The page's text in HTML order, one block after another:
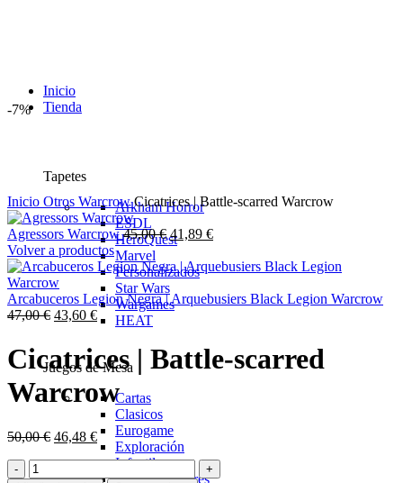
Inicio
Tienda
Tapetes
Arkham Horror
ESDL
HeroQuest
Marvel
Personalizados
Star Wars
Wargames
HEAT
Juegos de Mesa
Cartas
Clasicos
Eurogame
Exploración
Infantil
Para 2 jugadores
-7%
Inicio Otros WarcrowCicatrices | Battle-scarred Warcrow
Agressors Warcrow45,00€ El
precio
original
era:
45,00 €.
41,89 €El
actual
41,89 €.
Volver a productos
Arcabuceros Legion Negra | Arquebusiers Black Legion Warcrow
47,00€ El
original
era:
47,00 €.
43,60 €El
precio
es:
43,60 €.
Cicatrices | Battle-scarred
Warcrow
50,00€ El
46,48 €El
precio
Cicatrices